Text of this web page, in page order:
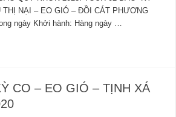
THỊ NẠI – EO GIÓ – ĐỒI CÁT PHƯƠNG
ngày Khởi hành: Hàng ngày …
CO – EO GIÓ – TỊNH XÁ